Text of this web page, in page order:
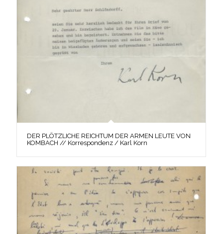
DER PLÖTZLICHE REICHTUM DER ARMEN LEUTE VON
KOMBACH // Korrespondenz / Karl Korn